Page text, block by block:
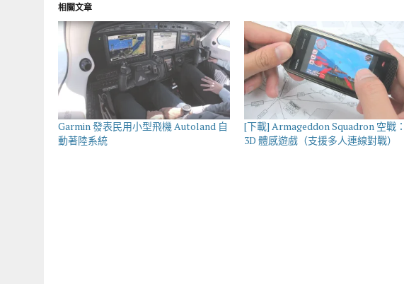
相關文章
Garmin 發表民用小型飛機 Autoland 自
動著陸系統
[下載] Armageddon Squadron 空戰：
3D 體感遊戲（支援多人連線對戰）